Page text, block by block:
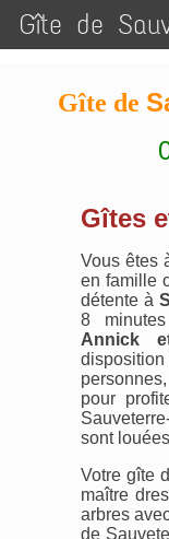
Gîte de
Gîte de
Gîtes
Vous êtes
en famille
détente à
8
Annick
pour
sont
Votre gîte
maître
arbres
de